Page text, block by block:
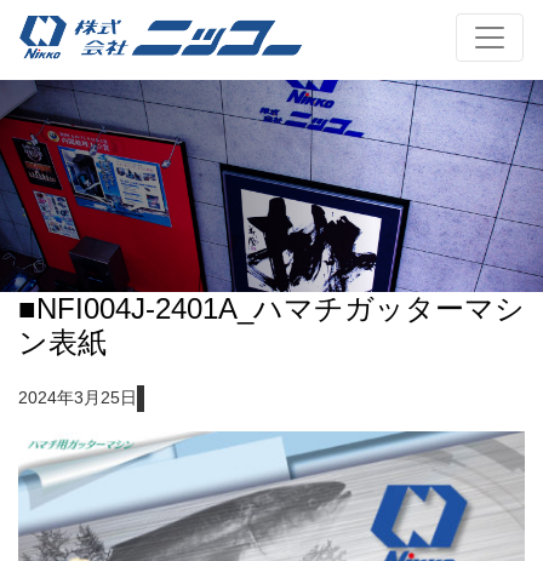
■NFI004J-2401A_ハマチガッターマシ
ン表紙
2024年3月25日